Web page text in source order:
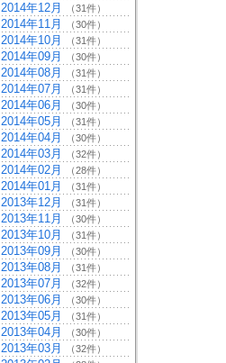
2014年12月 （31件）
2014年11月 （30件）
2014年10月 （31件）
2014年09月 （30件）
2014年08月 （31件）
2014年07月 （31件）
2014年06月 （30件）
2014年05月 （31件）
2014年04月 （30件）
2014年03月 （32件）
2014年02月 （28件）
2014年01月 （31件）
2013年12月 （31件）
2013年11月 （30件）
2013年10月 （31件）
2013年09月 （30件）
2013年08月 （31件）
2013年07月 （32件）
2013年06月 （30件）
2013年05月 （31件）
2013年04月 （30件）
2013年03月 （32件）